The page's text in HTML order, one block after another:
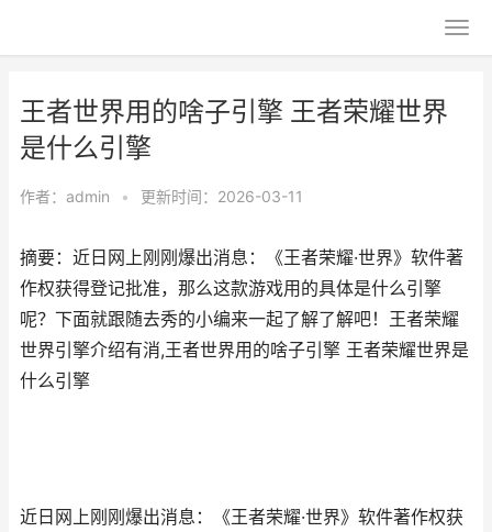
王者世界用的啥子引擎 王者荣耀世界
是什么引擎
作者： admin • 更新时间：2026-03-11
摘要：近日网上刚刚爆出消息：《王者荣耀·世界》软件著
作权获得登记批准，那么这款游戏用的具体是什么引擎
呢？下面就跟随去秀的小编来一起了解了解吧！王者荣耀
世界引擎介绍有消,王者世界用的啥子引擎 王者荣耀世界是
什么引擎
近日网上刚刚爆出消息：《王者荣耀·世界》软件著作权获